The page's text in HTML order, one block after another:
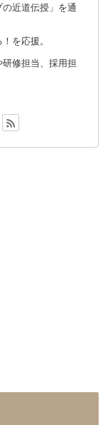
の近道伝授」を通
を応援。
修担当、採用担